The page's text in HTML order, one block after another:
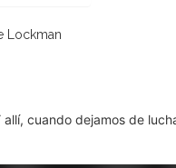
Lockman
cuando dejamos de